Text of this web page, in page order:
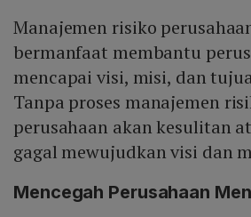
Manajemen risiko
bermanfaat membantu
mencapai visi, misi, dan
Tanpa proses manajemen
perusahaan akan kesulitan
gagal mewujudkan visi dan
Mencegah Perusahaan